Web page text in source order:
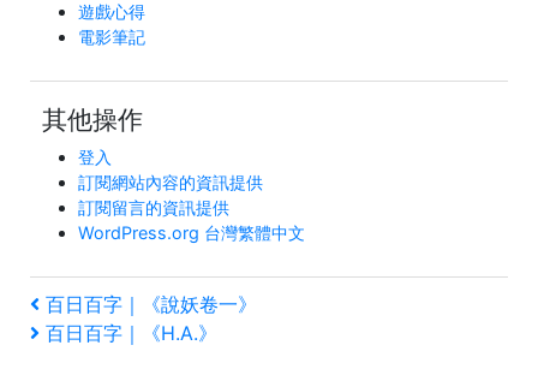
遊戲心得
電影筆記
其他操作
登入
訂閱網站內容的資訊提供
訂閱留言的資訊提供
WordPress.org 台灣繁體中文
文
章
上
一
百日百字｜《說妖卷一》
下
百日百字｜《H.A.》